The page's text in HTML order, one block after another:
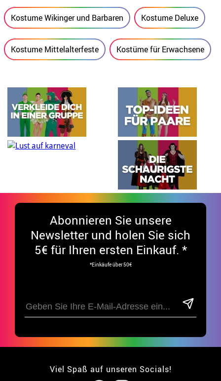
Kostume Wikinger und Barbaren Kostume Deluxe
Kostume Mittelalterfeste Kostüme für Erwachsene
Abonnieren Sie unsere
Newsletter und holen Sie sich
5€ für Ihren ersten Einkauf. *
*Einkäufe über 50€
Viel Spaß auf unseren Socials!